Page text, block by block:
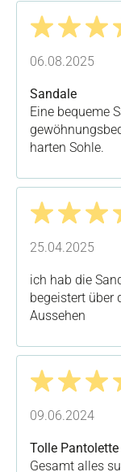
06.08.2025
Sandale
Eine bequeme
harten Sohle.
25.04.2025
ich hab die
begeistert über
Aussehen
09.06.2024
Tolle Pantolette
Gesamt alles